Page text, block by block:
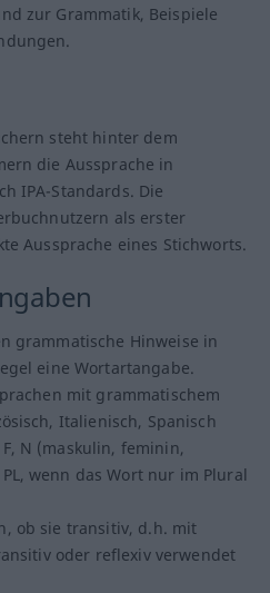
zur Grammatik, Beispiele
steht hinter dem
die Aussprache in
IPA-Standards. Die
als erster
Aussprache eines Stichworts.
grammatische Hinweise in
eine Wortartangabe.
mit grammatischem
Italienisch, Spanisch
N (maskulin, feminin,
wenn das Wort nur im Plural
ob sie transitiv, d.h. mit
oder reflexiv verwendet